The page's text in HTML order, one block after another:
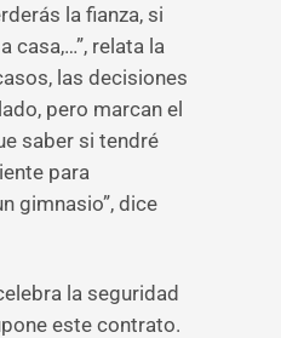
la fianza, si
casa,…”, relata la
las decisiones
pero marcan el
saber si tendré
para
gimnasio”, dice
la seguridad
este contrato.